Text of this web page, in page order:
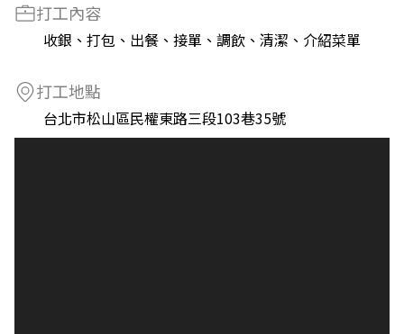
打工內容
收銀、打包、出餐、接單、調飲、清潔、介紹菜單
打工地點
台北市松山區民權東路三段103巷35號